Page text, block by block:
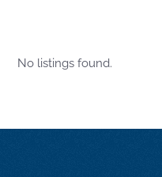
No listings found.